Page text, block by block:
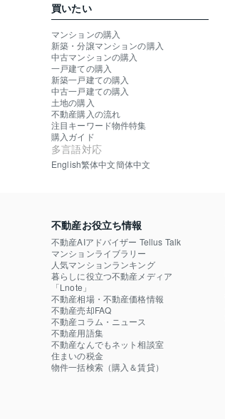
買いたい
マンションの購入
新築・分譲マンションの購入
中古マンションの購入
一戸建ての購入
新築一戸建ての購入
中古一戸建ての購入
土地の購入
不動産購入の流れ
注目キーワード物件特集
購入ガイド
多言語対応
English繁体中文簡体中文
不動産お役立ち情報
不動産AIアドバイザー Tellus Talk
マンションライブラリー
人気マンションランキング
暮らしに役立つ不動産メディア
「Lnote」
不動産相場・不動産価格情報
不動産売却FAQ
不動産コラム・ニュース
不動産用語集
不動産なんでもネット相談室
住まいの税金
物件一括検索（購入＆賃貸）